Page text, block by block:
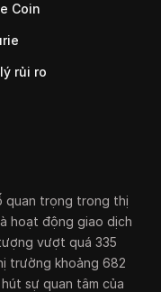
Coin
rủi ro
quan trọng trong thị
hoạt động giao dịch
vượt quá 335
trường khoảng 682
sự quan tâm của